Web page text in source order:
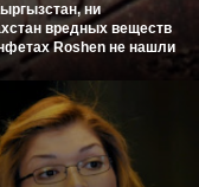
ни
вредных веществ
Roshen не нашли